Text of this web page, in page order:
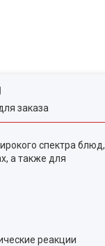
заказа
спектра блюд,
а также для
реакции